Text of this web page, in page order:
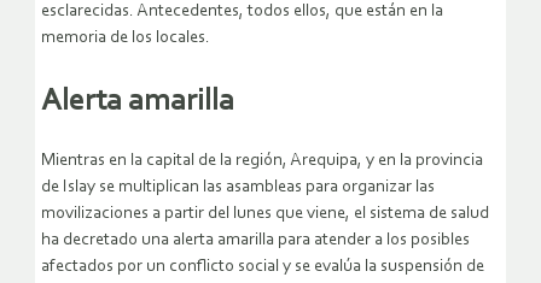
esclarecidas. Antecedentes, todos ellos, que están en la
memoria de los locales.
Alerta amarilla
Mientras en la capital de la región, Arequipa, y en la provincia
de Islay se multiplican las asambleas para organizar las
movilizaciones a partir del lunes que viene, el sistema de salud
ha decretado una alerta amarilla para atender a los posibles
afectados por un conflicto social y se evalúa la suspensión de